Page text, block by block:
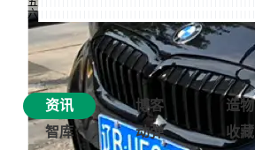
资讯 博客
造物
智库
动弹
收藏